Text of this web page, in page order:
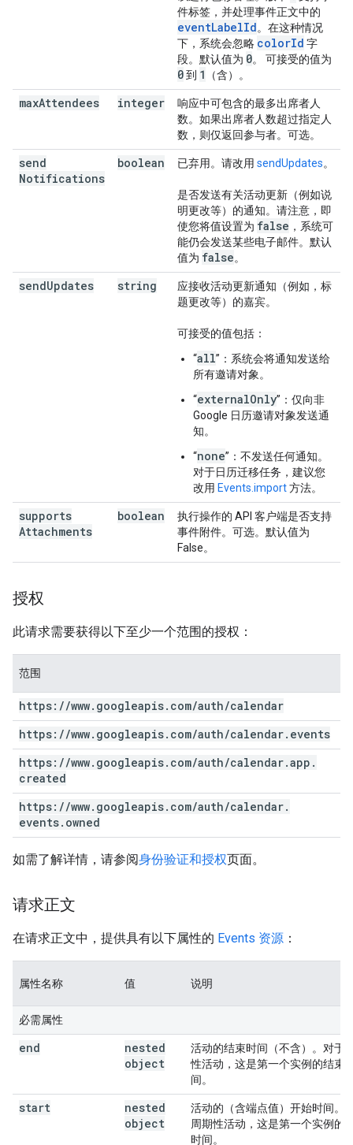
件标签，并处理事件正文中的
eventLabelId。在这种情况
下，系统会忽略 colorId 字
段。默认值为 0。 可接受的值为
0到 1 （含）。
maxAttendees integer
响应中可包含的最多出席者人
数。如果出席者人数超过指定人
数，则仅返回参与者。可选。
send
Notifications
boolean 已弃用。请改用 sendUpdates。
是否发送有关活动更新（例如说
明更改等）的通知。请注意，即
使您将值设置为 false ，系统可
能仍会发送某些电子邮件。默认
值为 false。
sendUpdates string
应接收活动更新通知（例如，标
题更改等）的嘉宾。
可接受的值包括：
“all”：系统会将通知发送给
所有邀请对象。
“externalOnly”：仅向非
Google 日历邀请对象发送通
知。
“none”：不发送任何通知。
对于日历迁移任务，建议您
改用 Events.import方法。
supports
Attachments
boolean
执行操作的 API 客户端是否支持
事件附件。可选。默认值为
False。
授权
此请求需要获得以下至少一个范围的授权：
范围
https: //www. googleapis. com/auth/calendar
https: //www. googleapis. com/auth/calendar. events
https: //www. googleapis. com/auth/calendar.app .
created
https: //www. googleapis. com/auth/calendar.
events. owned
如需了解详情，请参阅身份验证和授权页面。
请求正文
在请求正文中，提供具有以下属性的 Events 资源 ：
属性名称 值 说明
必需属性
end
nested
object
活动的结束时间（不含）。对于
性活动，这是第一个实例的结束
间。
start
nested
object
活动的（含端点值）开始时间。
周期性活动，这是第一个实例的
时间。